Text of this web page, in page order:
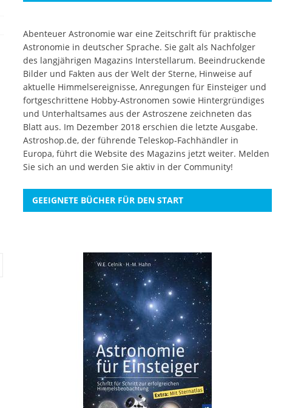
Abenteuer Astronomie war eine Zeitschrift für praktische
Astronomie in deutscher Sprache. Sie galt als Nachfolger
des langjährigen Magazins Interstellarum. Beeindruckende
Bilder und Fakten aus der Welt der Sterne, Hinweise auf
aktuelle Himmelsereignisse, Anregungen für Einsteiger und
fortgeschrittene Hobby-Astronomen sowie Hintergründiges
und Unterhaltsames aus der Astroszene zeichneten das
Blatt aus. Im Dezember 2018 erschien die letzte Ausgabe.
Astroshop.de, der führende Teleskop-Fachhändler in
Europa, führt die Website des Magazins jetzt weiter. Melden
Sie sich an und werden Sie aktiv in der Community!
GEEIGNETE BÜCHER FÜR DEN START